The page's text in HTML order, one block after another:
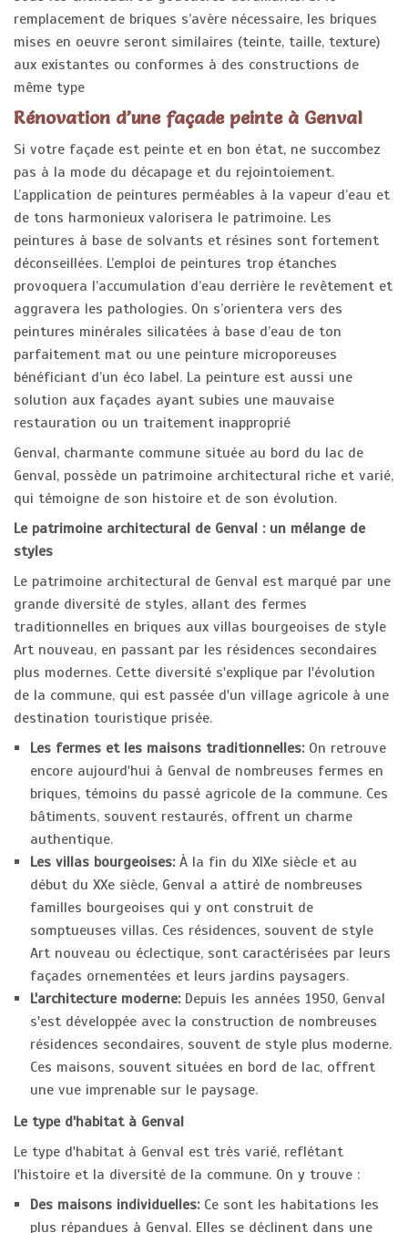
remplacement de briques s’avère nécessaire, les briques
mises en oeuvre seront similaires (teinte, taille, texture)
aux existantes ou conformes à des constructions de
même type
Rénovation d’une façade peinte à Genval
Si votre façade est peinte et en bon état, ne succombez
pas à la mode du décapage et du rejointoiement.
L’application de peintures perméables à la vapeur d’eau et
de tons harmonieux valorisera le patrimoine. Les
peintures à base de solvants et résines sont fortement
déconseillées. L’emploi de peintures trop étanches
provoquera l’accumulation d’eau derrière le revêtement et
aggravera les pathologies. On s’orientera vers des
peintures minérales silicatées à base d’eau de ton
parfaitement mat ou une peinture microporeuses
bénéficiant d’un éco label. La peinture est aussi une
solution aux façades ayant subies une mauvaise
restauration ou un traitement inapproprié
Genval, charmante commune située au bord du lac de
Genval, possède un patrimoine architectural riche et varié,
qui témoigne de son histoire et de son évolution.
Le patrimoine architectural de Genval : un mélange de
styles
Le patrimoine architectural de Genval est marqué par une
grande diversité de styles, allant des fermes
traditionnelles en briques aux villas bourgeoises de style
Art nouveau, en passant par les résidences secondaires
plus modernes. Cette diversité s'explique par l'évolution
de la commune, qui est passée d'un village agricole à une
destination touristique prisée.
Les fermes et les maisons traditionnelles:On retrouve
encore aujourd'hui à Genval de nombreuses fermes en
briques, témoins du passé agricole de la commune. Ces
bâtiments, souvent restaurés, offrent un charme
authentique.
Les villas bourgeoises:À la fin du XIXe siècle et au
début du XXe siècle, Genval a attiré de nombreuses
familles bourgeoises qui y ont construit de
somptueuses villas. Ces résidences, souvent de style
Art nouveau ou éclectique, sont caractérisées par leurs
façades ornementées et leurs jardins paysagers.
L'architecture moderne:Depuis les années 1950, Genval
s'est développée avec la construction de nombreuses
résidences secondaires, souvent de style plus moderne.
Ces maisons, souvent situées en bord de lac, offrent
une vue imprenable sur le paysage.
Le type d'habitat à Genval
Le type d'habitat à Genval est très varié, reflétant
l'histoire et la diversité de la commune. On y trouve :
Des maisons individuelles:Ce sont les habitations les
plus répandues à Genval. Elles se déclinent dans une